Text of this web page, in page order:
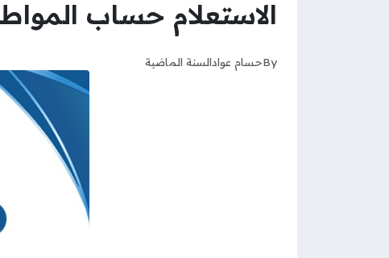
الاستعلام حساب
Byحسام عوادالسنة الماضية